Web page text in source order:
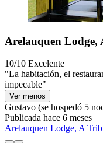
Arelauquen
10/10 Excelente
"La habitación, el
impecable"
Ver menos
Gustavo (se hospedó 5
Publicada hace 6 meses
Arelauquen Lodge, A